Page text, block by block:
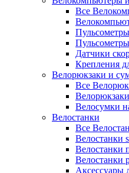
Все
Датчики
Крепления
Велорюкзаки и
Все
Велорюкзаки
Велосумки
Велостанки
Все
Велостанки
Велостанки
Велостанки
Аксессуары